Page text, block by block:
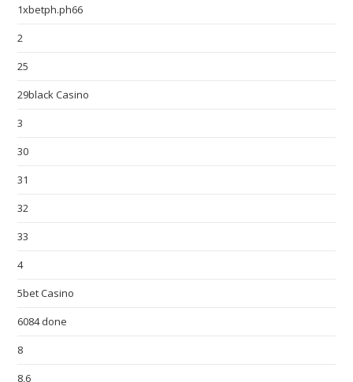
1xbetph.ph66
2
25
29black Casino
3
30
31
32
33
4
5bet Casino
6084 done
8
8,6